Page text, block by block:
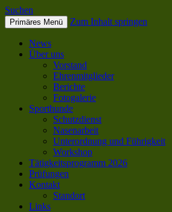
SC OG Biel-Pieterlen
Suchen
Primäres Menü Zum Inhalt springen
News
Über uns
Vorstand
Ehrenmitglieder
Berichte
Fotogalerie
Sporthunde
Schutzdienst
Nasenarbeit
Unterordnung und Führigkeit
Workshop
Tätigkeitsprogramm 2026
Prüfungen
Kontakt
Standort
Links